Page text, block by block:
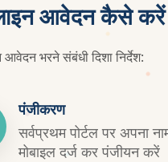
आवेदन कैसे करें
भरने संबंधी दिशा निर्देश:
पंजीकरण
सर्वप्रथम पोर्टल पर अपना
मोबाइल दर्ज कर पंजीयन करें